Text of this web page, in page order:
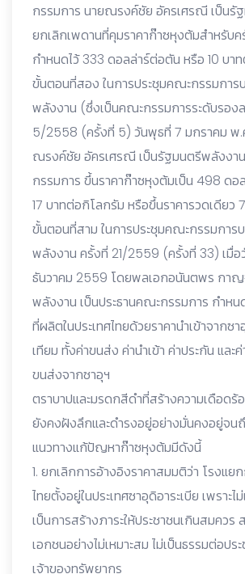
กรรมการ นายณรงค์ชัย อัครเศรณี เป็นรั
ยกเลิกเพดานที่คุมราคาก๊าซหุงต้มสำหรับค
กำหนดไว้ 333 ดอลล่าร์ต่อตัน หรือ 10 บา
ขั้นตอนที่สอง ในการประชุมคณะกรรมการ
พลังงาน (ซึ่งเป็นคณะกรรมการระดับรอง
5/2558 (ครั้งที่ 5) วันพุธที่ 7 มกราคม พ.
ณรงค์ชัย อัครเศรณี เป็นรัฐมนตรีพลังงา
กรรมการ ขึ้นราคาก๊าซหุงต้มเป็น 498 ดอ
17 บาทต่อกิโลกรัม หรือขึ้นราคารวดเดียว
ขั้นตอนที่สาม ในการประชุมคณะกรรมการ
พลังงาน ครั้งที่ 21/2559 (ครั้งที่ 33) เมื่
ธันวาคม 2559 โดยพลเอกอนันตพร กา
พลังงาน เป็นประธานคณะกรรมการ กำหน
ที่ผลิตในประเทศไทยด้วยราคานำเข้าจากซ
เทียม ทั้งค่าขนส่ง ค่านำเข้า ค่าประกัน และ
ขนส่งจากซาอุฯ
ตราบาปและมรดกสีดำที่สร้างความเดือดร้
ยังคงฝังลึกและดำรงอยู่อย่างมั่นคงอยู่จน
แนวทางแก้ปัญหาก๊าซหุงต้มมีดังนี้
1. ยกเลิกการอ้างอิงราคาสมมติว่า โรงแย
ไทยตั้งอยู่ในประเทศซาอุดิอาระเบีย เพราะไ
เป็นการสร้างภาระให้ประชาชนเกินสมควร
เอกชนอย่างไม่เหมาะสม ไม่เป็นธรรมต่อปร
เจ้าของทรัพยากร